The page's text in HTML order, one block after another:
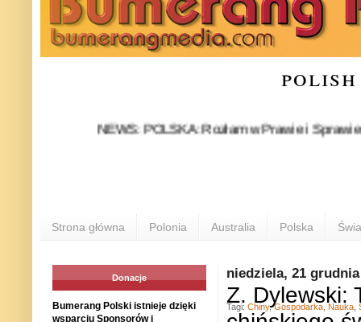
NEWS: POLSKA: Rozłam w Prawie i
Strona główna Polonia Australia Polska
niedziela, 21 grudnia
Z. Dylewski:
Tagi: Chiny,Gospodarka Nauka
Donacje
Bumerang Polski istnieje dzięki
wsparciu Sponsorów i